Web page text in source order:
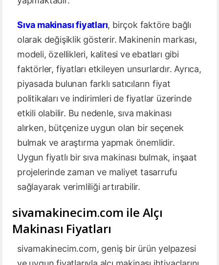
Sıva makinası fiyatları, birçok faktöre bağlı
olarak değişiklik gösterir. Makinenin markası,
modeli, özellikleri, kalitesi ve ebatları gibi
faktörler, fiyatları etkileyen unsurlardır. Ayrıca,
piyasada bulunan farklı satıcıların fiyat
politikaları ve indirimleri de fiyatlar üzerinde
etkili olabilir. Bu nedenle, sıva makinası
alırken, bütçenize uygun olan bir seçenek
bulmak ve araştırma yapmak önemlidir.
Uygun fiyatlı bir sıva makinası bulmak, inşaat
projelerinde zaman ve maliyet tasarrufu
sağlayarak verimliliği artırabilir.
sivamakinecim.com ile Alçı
Makinası Fiyatları
sivamakinecim.com, geniş bir ürün yelpazesi